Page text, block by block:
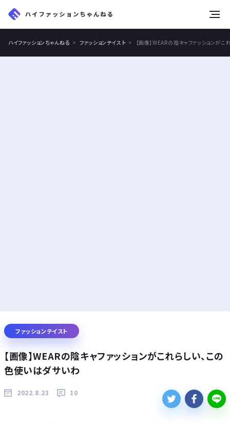
ハイファッションちゃんねる ファッションテイスト 【画像】WEARの陰キャファッションが
ファッションテイスト
【画像】WEARの陰キャファッションがこれらしい、この
色使いはダサいわ
2022.8.23 10